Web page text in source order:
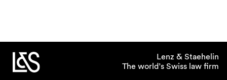
Lenz & Staehelin
The world’s Swiss law firm